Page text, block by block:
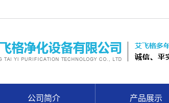
公司简介 产品展示